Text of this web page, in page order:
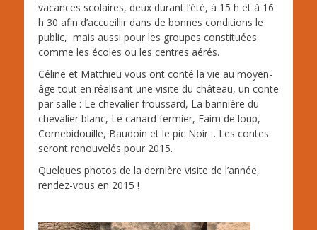
vacances scolaires, deux durant l’été, à 15 h et à 16
h 30 afin d’accueillir dans de bonnes conditions le
public, mais aussi pour les groupes constituées
comme les écoles ou les centres aérés.
Céline et Matthieu vous ont conté la vie au moyen-
âge tout en réalisant une visite du château, un conte
par salle : Le chevalier froussard, La bannière du
chevalier blanc, Le canard fermier, Faim de loup,
Cornebidouille, Baudoin et le pic Noir… Les contes
seront renouvelés pour 2015.
Quelques photos de la dernière visite de l’année,
rendez-vous en 2015 !